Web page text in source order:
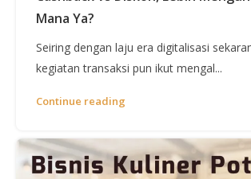
Mana Ya?
Seiring dengan laju era digitalisasi
kegiatan transaksi pun ikut mengal...
Continue reading